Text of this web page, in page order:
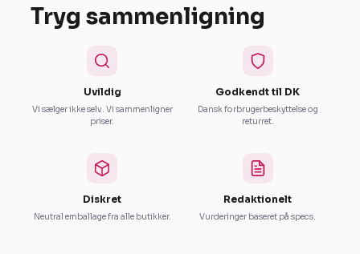
Tryg sammenligning
Uvildig
Vi sælger ikke selv. Vi sammenligner
priser.
Godkendt til DK
Dansk forbrugerbeskyttelse og
returret.
Diskret
Neutral emballage fra alle butikker.
Redaktionelt
Vurderinger baseret på specs.